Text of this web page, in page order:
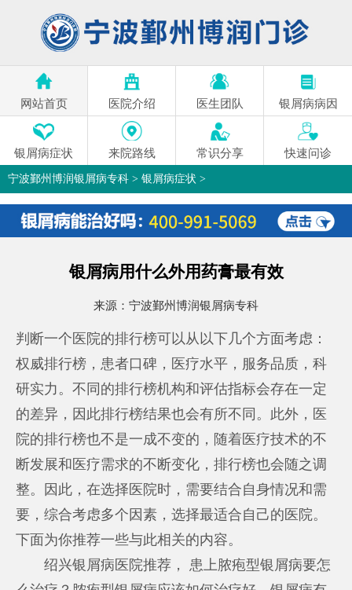
网站首页 医院介绍 医生团队 银屑病病因
银屑病症状 来院路线 常识分享 快速问诊
宁波鄞州博润银屑病专科 > 银屑病症状 >
银屑病用什么外用药膏最有效
来源： 宁波鄞州博润银屑病专科
判断一个医院的排行榜可以从以下几个方面考虑：
权威排行榜，患者口碑，医疗水平，服务品质，科
研实力。不同的排行榜机构和评估指标会存在一定
的差异，因此排行榜结果也会有所不同。此外，医
院的排行榜也不是一成不变的，随着医疗技术的不
断发展和医疗需求的不断变化，排行榜也会随之调
整。因此，在选择医院时，需要结合自身情况和需
要，综合考虑多个因素，选择最适合自己的医院。
下面为你推荐一些与此相关的内容。
绍兴银屑病医院推荐， 患上脓疱型银屑病要怎